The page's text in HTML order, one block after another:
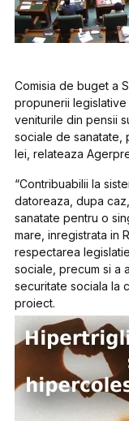
Comisia de buget a
propunerii
veniturile din pensii
sociale de sanatate,
lei, relateaza
“Contribuabilii la
datoreaza, dupa
sanatate pentru o
mare, inregistrata in
respectarea
sociale, precum si a
securitate sociala la
proiect.